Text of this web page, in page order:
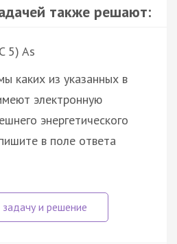
также решают:
5) As
каких из указанных в
электронную
энергетического
в поле ответа